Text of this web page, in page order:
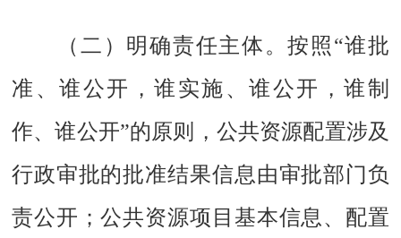
（二）明确责任主体。按照“谁批
准、谁公开，谁实施、谁公开，谁制
作、谁公开”的原则，公共资源配置涉及
行政审批的批准结果信息由审批部门负
责公开；公共资源项目基本信息、配置